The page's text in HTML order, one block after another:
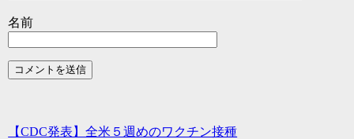
名前
【CDC発表】全米５週めのワクチン接種